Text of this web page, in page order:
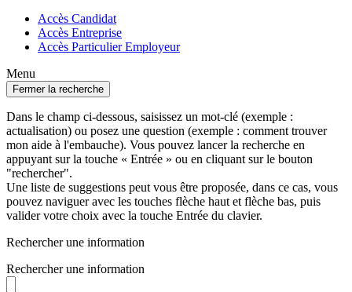
Accès Candidat
Accès Entreprise
Accès Particulier Employeur
Menu
Fermer la recherche
Dans le champ ci-dessous, saisissez un mot-clé (exemple :
actualisation) ou posez une question (exemple : comment trouver
mon aide à l'embauche). Vous pouvez lancer la recherche en
appuyant sur la touche « Entrée » ou en cliquant sur le bouton
"rechercher".
Une liste de suggestions peut vous être proposée, dans ce cas, vous
pouvez naviguer avec les touches flèche haut et flèche bas, puis
valider votre choix avec la touche Entrée du clavier.
Rechercher une information
Rechercher une information